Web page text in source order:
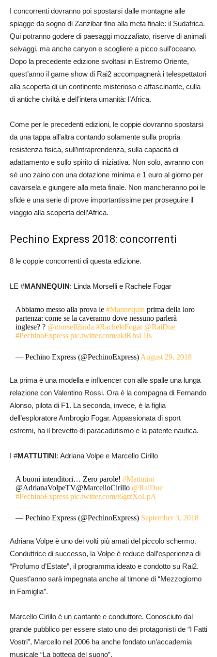
I concorrenti dovranno poi spostarsi dalle montagne alle
spiagge da sogno di Zanzibar fino alla meta finale: il Sudafrica.
Qui potranno godere di paesaggi mozzafiato, riserve di animali
selvaggi, ma anche canyon e scogliere a picco sull’oceano.
Dopo la precedente edizione svoltasi in Estremo Oriente,
quest’anno il game show di Rai2 accompagnerà i telespettatori
alla scoperta di un continente misterioso e affascinante, culla
di antiche civiltà e dell’intera umanità: l’Africa.
Come per le precedenti edizioni, le coppie dovranno spostarsi
da una tappa all’altra contando solamente sulla propria
resistenza fisica, sull’intraprendenza, sulla capacità di
adattamento e sullo spirito di iniziativa. Non solo, avranno con
sé uno zaino con una dotazione minima e 1 euro al giorno per
cavarsela e giungere alla meta finale. Non mancheranno poi le
sfide e una serie di prove importantissime per proseguire il
viaggio alla scoperta dell’Africa.
Pechino Express 2018: concorrenti
8 le coppie concorrenti di questa edizione.
LE #MANNEQUIN: Linda Morselli e Rachele Fogar
Abbiamo messo alla prova le#Mannequin prima della loro
partenza: come se la caveranno dove nessuno parlerà
inglese? ? @morsellilinda #RacheleFogar @RaiDue
#PechinoExpress pic.twitter.com/aklKhsLlJs
— Pechino Express (@PechinoExpress) August 29, 2018
La prima è una modella e influencer con alle spalle una lunga
relazione con Valentino Rossi. Ora è la compagna di Fernando
Alonso, pilota di F1. La seconda, invece, è la figlia
dell’esploratore Ambrogio Fogar. Appassionata di sport
estremi, ha il brevetto di paracadutismo e la patente nautica.
I #MATTUTINI: Adriana Volpe e Marcello Cirillo
A buoni intenditori… Zero parole!#Mattutini
@AdrianaVolpeTV@MarcelloCirillo @RaiDue
#PechinoExpress pic.twitter.com/t6gtzXoLpA
— Pechino Express (@PechinoExpress) September 3, 2018
Adriana Volpe è uno dei volti più amati del piccolo schermo.
Conduttrice di successo, la Volpe è reduce dall’esperienza di
“Profumo d’Estate”, il programma ideato e condotto su Rai2.
Quest’anno sarà impegnata anche al timone di “Mezzogiorno
in Famiglia”.
Marcello Cirillo è un cantante e conduttore. Conosciuto dal
grande pubblico per essere stato uno dei protagonisti de “I Fatti
Vostri”, Marcello nel 2006 ha anche fondato un’accademia
musicale “La bottega del suono”.